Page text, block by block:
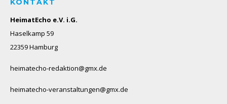
KONTAKT
HeimatEcho e.V. i.G.
Haselkamp 59
22359 Hamburg
heimatecho-redaktion@gmx.de
heimatecho-veranstaltungen@gmx.de